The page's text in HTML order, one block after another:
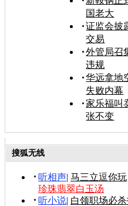
国老大
证监会披
交易
外管局召
违规
华远拿地
失败内幕
家乐福叫
张不变
搜狐无线
听相声| 马三立逗你玩
珍珠翡翠白玉汤
听小说| 白领职场必